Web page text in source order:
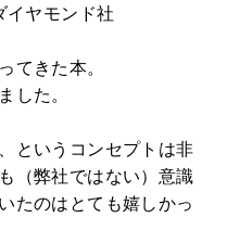
ヤモンド社
てきた本。
した。
というコンセプトは非
（弊社ではない）意識
たのはとても嬉しかっ